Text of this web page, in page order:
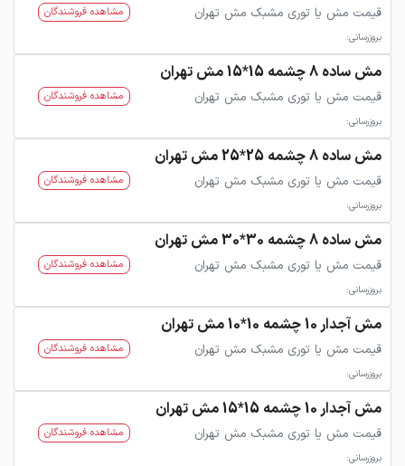
قیمت مش یا توری مشبک مش تهران
بروزرسانی:
مشاهده فروشندگان
مش ساده 8 چشمه 15*15 مش تهران
قیمت مش یا توری مشبک مش تهران
بروزرسانی:
مشاهده فروشندگان
مش ساده 8 چشمه 25*25 مش تهران
قیمت مش یا توری مشبک مش تهران
بروزرسانی:
مشاهده فروشندگان
مش ساده 8 چشمه 30*30 مش تهران
قیمت مش یا توری مشبک مش تهران
بروزرسانی:
مشاهده فروشندگان
مش آجدار 10 چشمه 10*10 مش تهران
قیمت مش یا توری مشبک مش تهران
بروزرسانی:
مشاهده فروشندگان
مش آجدار 10 چشمه 15*15 مش تهران
قیمت مش یا توری مشبک مش تهران
بروزرسانی:
مشاهده فروشندگان